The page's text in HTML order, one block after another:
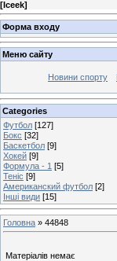
[Iceek]
Форма входу
Меню сайту
Новини спорту
Categories
Футбол [127]
Бокс [32]
Баскетбол [9]
Хокей [9]
Формула - 1 [5]
Теніс [9]
Американский футбол [2]
Інші види [15]
Головна » 44848
Матеріалів немає